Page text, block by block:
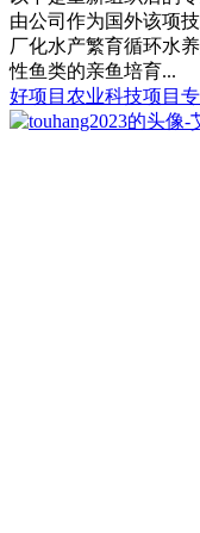
由公司作为国外该项
厂化水产繁育循环水
性鱼类的亲鱼培育...
好项目 农业科技项目